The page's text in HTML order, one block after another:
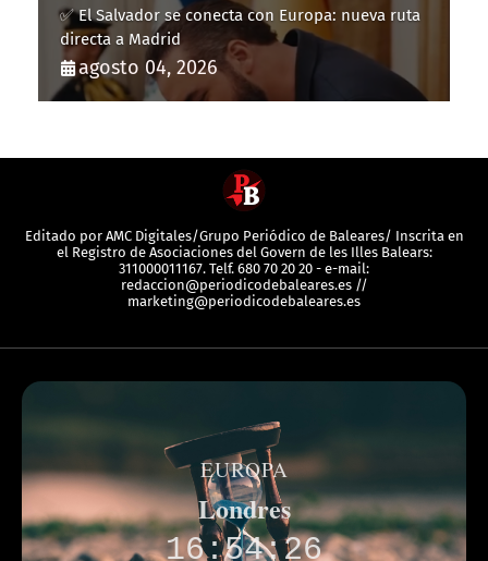
✅ El Salvador se conecta con Europa: nueva ruta
directa a Madrid
agosto 04, 2026
Editado por AMC Digitales/Grupo Periódico de Baleares/ Inscrita en
el Registro de Asociaciones del Govern de les Illes Balears:
311000011167. Telf. 680 70 20 20 - e-mail:
redaccion@periodicodebaleares.es //
marketing@periodicodebaleares.es
EUROPA
Londres
16:54:26